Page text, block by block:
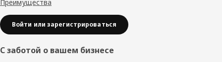
Преимущества
Войти или зарегистрироваться
С заботой о вашем бизнесе